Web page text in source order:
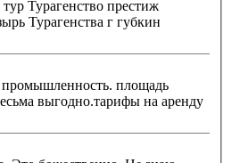
выгодно.тарифы на аренду